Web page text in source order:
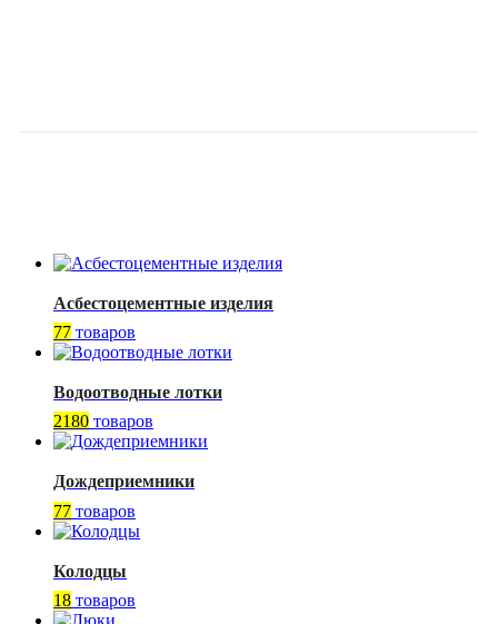
Асбестоцементные изделия
77 товаров
Водоотводные лотки
2180 товаров
Дождеприемники
77 товаров
Колодцы
18 товаров